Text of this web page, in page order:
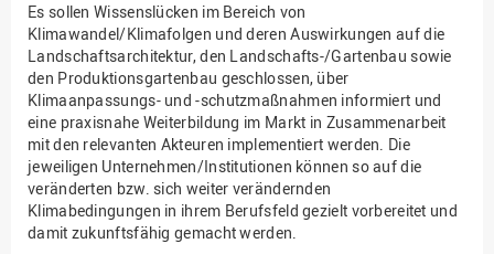
Es sollen Wissenslücken im Bereich von
Klimawandel/Klimafolgen und deren Auswirkungen auf die
Landschaftsarchitektur, den Landschafts-/Gartenbau sowie
den Produktionsgartenbau geschlossen, über
Klimaanpassungs- und -schutzmaßnahmen informiert und
eine praxisnahe Weiterbildung im Markt in Zusammenarbeit
mit den relevanten Akteuren implementiert werden. Die
jeweiligen Unternehmen/Institutionen können so auf die
veränderten bzw. sich weiter verändernden
Klimabedingungen in ihrem Berufsfeld gezielt vorbereitet und
damit zukunftsfähig gemacht werden.